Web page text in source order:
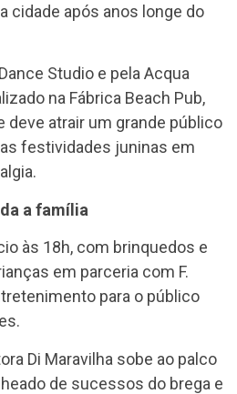
cidade após anos longe do
Studio e pela Acqua
na Fábrica Beach Pub,
deve atrair um grande público
festividades juninas em
a família
às 18h, com brinquedos e
em parceria com F.
para o público
Di Maravilha sobe ao palco
de sucessos do brega e